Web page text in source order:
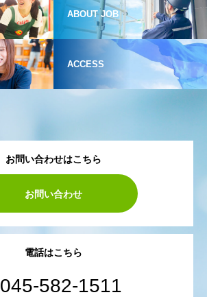
ABOUT JOB
ACCESS
お問い合わせはこちら
お問い合わせ
電話はこちら
045-582-1511